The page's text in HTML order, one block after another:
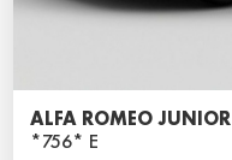
ALFA ROMEO JUNIOR
*756* E